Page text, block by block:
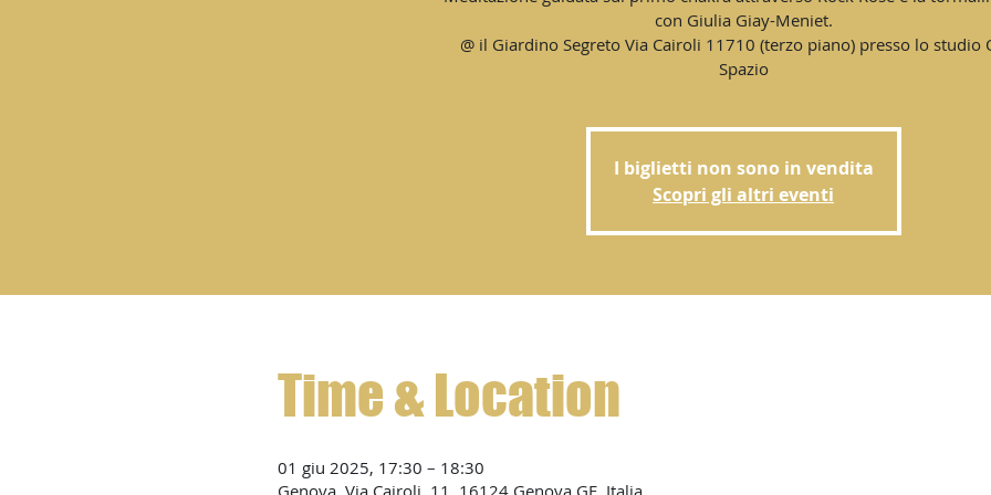
con Giulia Giay-Meniet.
@ il Giardino Segreto Via Cairoli 11710 (terzo piano) presso lo studio
Spazio
I biglietti non sono in vendita
Scopri gli altri eventi
Time & Location
01 giu 2025, 17:30 – 18:30
Genova, Via Cairoli, 11, 16124 Genova GE, Italia